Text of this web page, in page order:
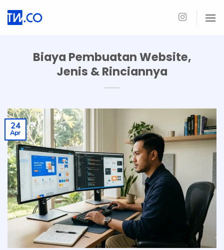
Biaya Pembuatan Website,
Jenis & Rinciannya
24
Apr